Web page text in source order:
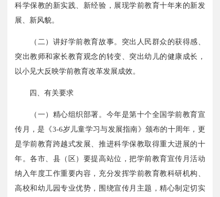
科学保教的新实践、新经验，展现学前教育十年来的新发
展、新风貌。
（二）讲好学前教育故事。突出人民群众的获得感、
突出教师和家长教育观念的转变、突出幼儿的健康成长，
以小见大反映学前教育改革发展成效。
四、有关要求
（一）精心组织部署。今年是第十个全国学前教育宣
传月，是《3-6岁儿童学习与发展指南》颁布的十周年，更
是学前教育跨越式发展、推进科学保教取得重大进展的十
年。各市、县（区）要提高站位，把学前教育宣传月活动
纳入年度工作重要内容，充分发挥学前教育教科研机构、
高校和幼儿园专业优势，围绕宣传月主题，精心制定切实